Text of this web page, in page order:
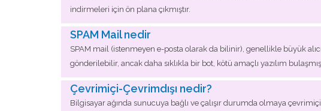
indirmeleri için ön plana çıkmıştır.
SPAM Mail nedir
SPAM mail (istenmeyen e-posta olarak da bilinir), genellikle büyük
gönderilebilir, ancak daha sıklıkla bir bot, kötü amaçlı yazılım
Çevrimiçi-Çevrimdışı nedir?
Bilgisayar ağında sunucuya bağlı ve çalışır durumda olmaya